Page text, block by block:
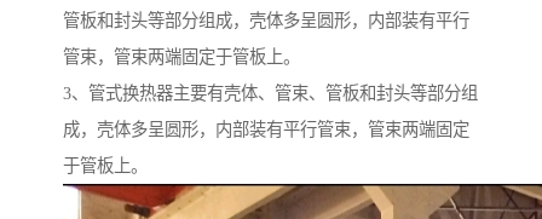
管板和封头等部分组成，壳体多呈圆形，内部装有平行
管束，管束两端固定于管板上。
3、管式换热器主要有壳体、管束、管板和封头等部分组
成，壳体多呈圆形，内部装有平行管束，管束两端固定
于管板上。